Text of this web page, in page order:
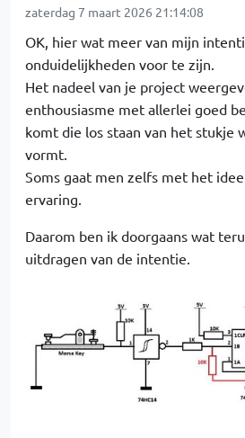
zaterdag 7 maart 2026 21:14:08
OK, hier wat meer van mijn
onduidelijkheden voor te zijn.
Het nadeel van je project
enthousiasme met allerlei goed
komt die los staan van het stukje
vormt.
Soms gaat men zelfs met het
ervaring.
Daarom ben ik doorgaans wat
uitdragen van de intentie.